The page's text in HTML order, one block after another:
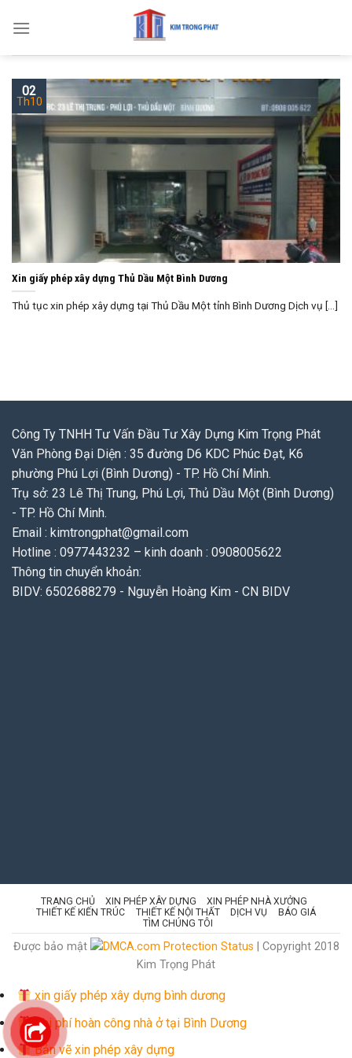
Xin giấy phép xây dựng Thủ Dầu Một Bình Dương
Thủ tục xin phép xây dựng tại Thủ Dầu Một tỉnh Bình Dương Dịch vụ [...]
02
Th10
Công Ty TNHH Tư Vấn Đầu Tư Xây Dựng Kim Trọng Phát
Văn Phòng Đại Diện : 35 đường D6 KDC Phúc Đạt, K6
phường Phú Lợi (Bình Dương) - TP. Hồ Chí Minh.
Trụ sở: 23 Lê Thị Trung, Phú Lợi, Thủ Dầu Một (Bình Dương)
- TP. Hồ Chí Minh.
Email : kimtrongphat@gmail.com
Hotline : 0977443232 – kinh doanh : 0908005622
Thông tin chuyển khoản:
BIDV: 6502688279 - Nguyễn Hoàng Kim - CN BIDV
TRANG CHỦ XIN PHÉP XÂY DỰNG
XIN PHÉP NHÀ XƯỞNG
THIẾT KẾ KIẾN TRÚC
THIẾT KẾ NỘI THẤT DỊCH VỤ
BÁO GIÁ
TÌM CHÚNG TÔI
Được bảo mật
| Copyright 2018
Kim Trọng Phát
xin giấy phép xây dựng bình dương
Chi phí hoàn công nhà ở tại Bình Dương
Bản vẽ xin phép xây dựng